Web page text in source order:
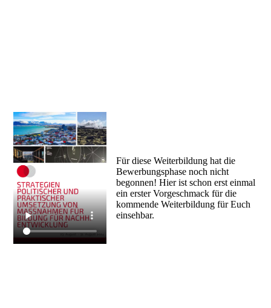
Für diese Weiterbildung hat die
Bewerbungsphase noch nicht
begonnen! Hier ist schon erst einmal
ein erster Vorgeschmack für die
kommende Weiterbildung für Euch
einsehbar.